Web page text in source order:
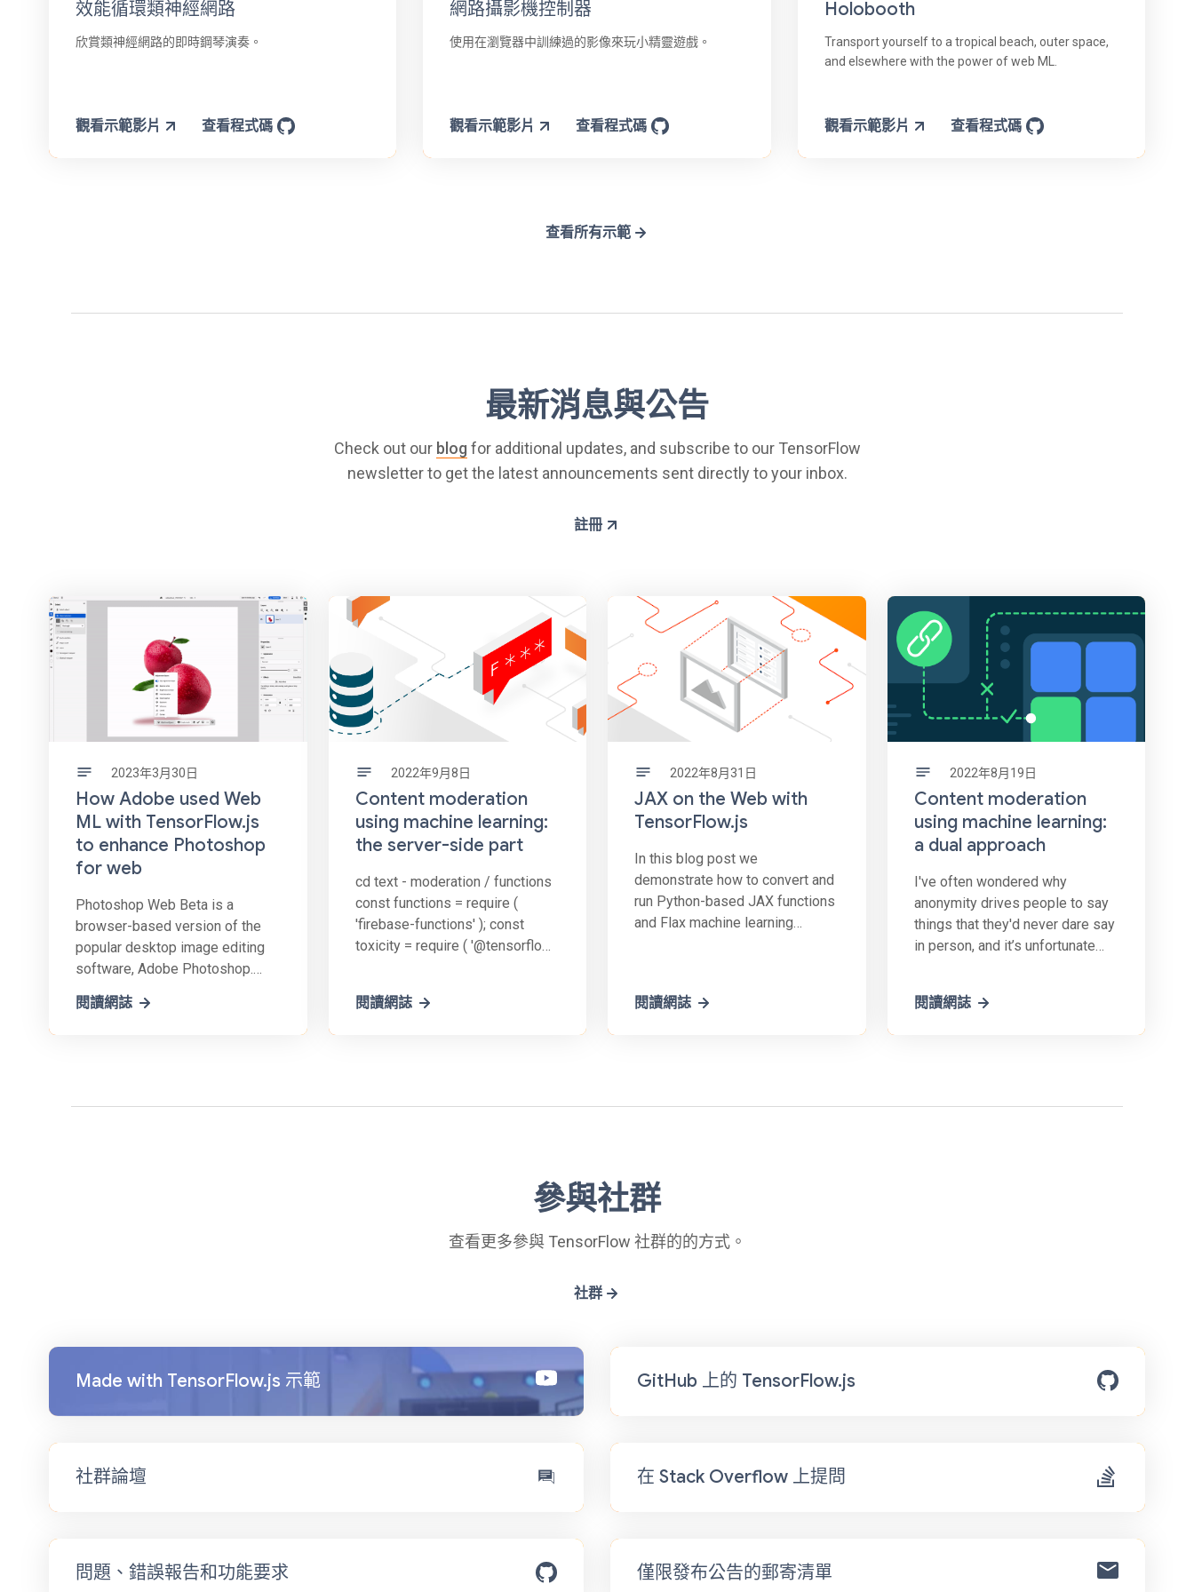
效能循環類神經網路
欣賞類神經網路的即時鋼琴演奏。
觀看示範影片 查看程式碼
網路攝影機控制器
使用在瀏覽器中訓練過的影像來玩小精靈遊戲。
觀看示範影片 查看程式碼
Holobooth
Transport yourself to a tropical beach, outer space,
and elsewhere with the power of web ML.
觀看示範影片 查看程式碼
查看所有示範
最新消息與公告
Check out our blog for additional updates, and subscribe to our TensorFlow
newsletter to get the latest announcements sent directly to your inbox.
註冊
How Adobe used Web
ML with TensorFlow.js
to enhance Photoshop
for web
Photoshop Web Beta is a
browser-based version of the
popular desktop image editing
software, Adobe Photoshop.
This online tool offers a wide
range of features and
2023年3月30日
閱讀網誌
Content moderation
using machine learning:
the server-side part
cd text - moderation / functions
const functions = require (
'firebase-functions' ); const
toxicity = require ( '@tensorflow-
ref ( '/messages/{messageId}' ).
2022年9月8日
閱讀網誌
JAX on the Web with
TensorFlow.js
In this blog post we
demonstrate how to convert and
run Python-based JAX functions
and Flax machine learning
JAX-to-TensorFlow.js
2022年8月31日
閱讀網誌
Content moderation
using machine learning:
a dual approach
I've often wondered why
anonymity drives people to say
things that they'd never dare say
in person, and it’s unfortunate
toxic! If you’re interested in
2022年8月19日
閱讀網誌
參與社群
查看更多參與 TensorFlow 社群的的方式。
社群
Made with TensorFlow.js 示範 GitHub 上的 TensorFlow.js
社群論壇 在 Stack Overflow 上提問
問題、錯誤報告和功能要求 僅限發布公告的郵寄清單